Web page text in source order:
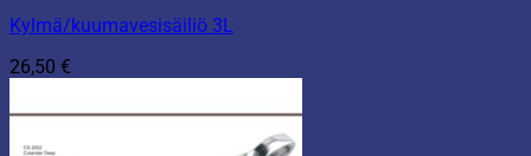
Kylmä/kuumavesisäiliö 3L
26,50 €